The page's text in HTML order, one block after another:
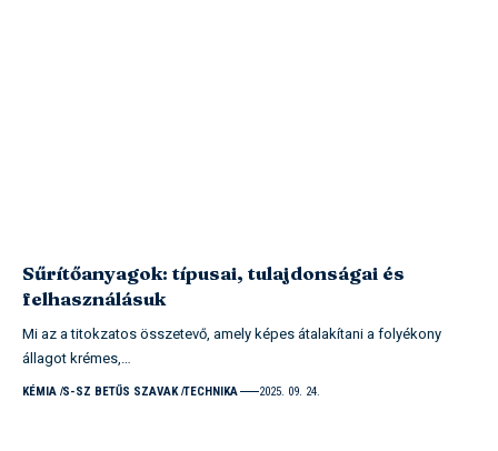
Sűrítőanyagok: típusai, tulajdonságai és
felhasználásuk
Mi az a titokzatos összetevő, amely képes átalakítani a folyékony
állagot krémes,…
KÉMIA S-SZ BETŰS SZAVAK TECHNIKA 2025. 09. 24.